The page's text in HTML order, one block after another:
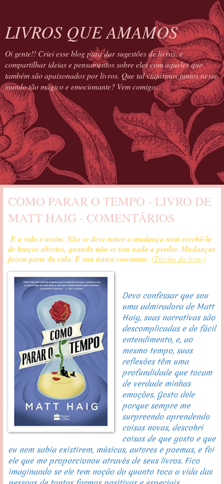
LIVROS QUE AMAMOS
Oi gente!! Criei esse blog para dar sugestões de livros, e
compartilhar ideias e pensamentos sobre eles com aqueles que
também são apaixonados por livros. Que tal viajarmos juntos nesse
mundo tão mágico e emocionante? Vem comigo...
COMO PARAR O TEMPO - LIVRO DE
MATT HAIG - COMENTÁRIOS
E a vida é assim. Não se deve temer a mudança nem recebê-la
de braços abertos, quando não se tem nada a perder. Mudanças
fazem parte da vida. É sua única constante. (Trecho do livro)
Devo confessar que sou
uma admiradora de Matt
Haig, suas narrativas são
descomplicadas e de fácil
entendimento, e, ao
mesmo tempo, suas
reflexões têm uma
profundidade que tocam
de verdade minhas
emoções. Gosto dele
porque sempre me
surpreendo aprendendo
coisas novas, descobri
coisas de que gosto e que
eu nem sabia existirem, músicas, autores e poemas, e foi
ele que me proporcionou através de seus livros. Fico
imaginando se ele tem noção do quanto toca a vida das